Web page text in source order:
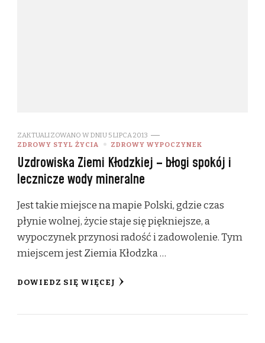
ZAKTUALIZOWANO W DNIU 5 LIPCA 2013
ZDROWY STYL ŻYCIA
ZDROWY WYPOCZYNEK
Uzdrowiska Ziemi Kłodzkiej – błogi spokój i
lecznicze wody mineralne
Jest takie miejsce na mapie Polski, gdzie czas
płynie wolnej, życie staje się piękniejsze, a
wypoczynek przynosi radość i zadowolenie. Tym
miejscem jest Ziemia Kłodzka …
DOWIEDZ SIĘ WIĘCEJ